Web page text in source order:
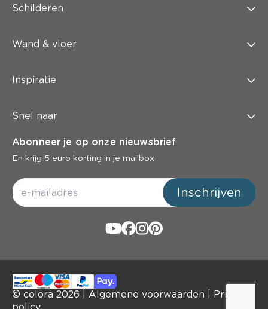
Schilderen
Wand & vloer
Inspiratie
Snel naar
Abonneer je op onze nieuwsbrief
En krijg 5 euro korting in je mailbox
Inschrijven
© colora 2026 Algemene voorwaarden
Privacy